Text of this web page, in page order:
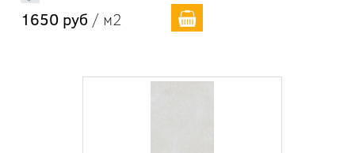
1650 руб / м2